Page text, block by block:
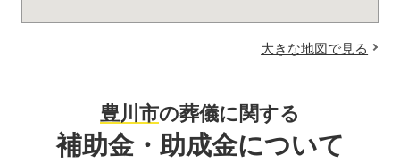
大きな地図で見る
豊川市の葬儀に関する
補助金・助成金について